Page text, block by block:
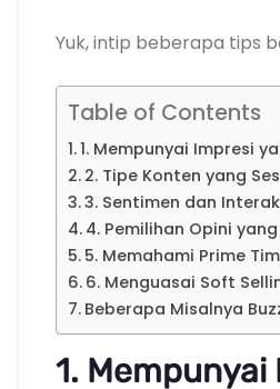
Yuk, intip beberapa tips
Table of Contents
1. Mempunyai Impresi
2. Tipe Konten yang
3. Sentimen dan
4. Pemilihan Opini
5. Memahami Prime
6. Menguasai Soft
Beberapa Misalnya
1. Mempunyai